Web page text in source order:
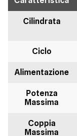
Cilindrata
Ciclo
Alimentazione
Potenza
Massima
Coppia
Massima